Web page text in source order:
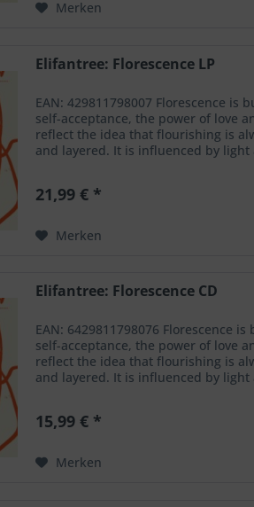
Merken
Elifantree: Florescence LP
EAN: 429811798007 Florescence
self-acceptance, the power of love
reflect the idea that flourishing is
and layered. It is influenced by light
21,99 € *
Merken
Elifantree: Florescence CD
EAN: 6429811798076 Florescence
self-acceptance, the power of love
reflect the idea that flourishing is
and layered. It is influenced by light
15,99 € *
Merken